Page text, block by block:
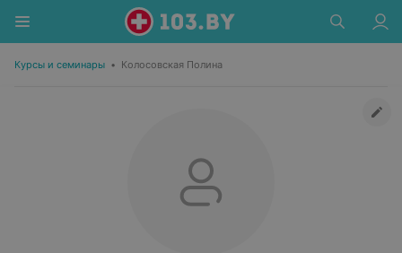
Курсы и семинары • Колосовская Полина